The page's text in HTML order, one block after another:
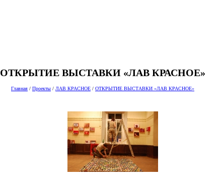
ОТКРЫТИЕ ВЫСТАВКИ «ЛАВ КРАСНОЕ»
Главная / Проекты / ЛАВ КРАСНОЕ / ОТКРЫТИЕ ВЫСТАВКИ «ЛАВ КРАСНОЕ»